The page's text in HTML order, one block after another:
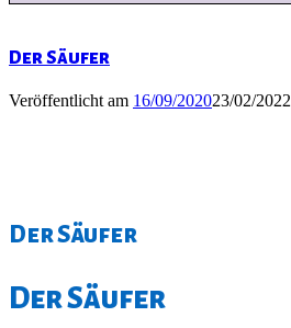
Der Säufer
Veröffentlicht am 16/09/202023/02/2022
Der Säufer
Der Säufer